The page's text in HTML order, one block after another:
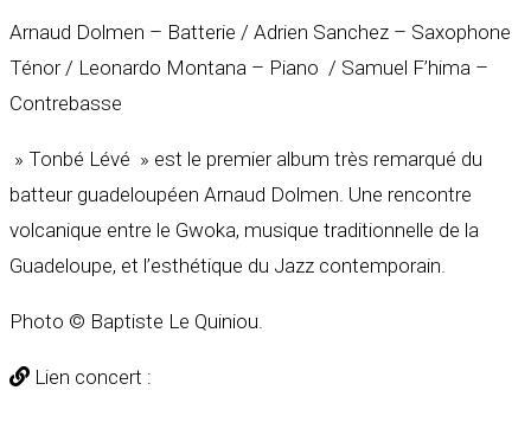
Arnaud Dolmen – Batterie / Adrien Sanchez – Saxophone
Ténor / Leonardo Montana – Piano / Samuel F’hima –
Contrebasse
» Tonbé Lévé » est le premier album très remarqué du
batteur guadeloupéen Arnaud Dolmen. Une rencontre
volcanique entre le Gwoka, musique traditionnelle de la
Guadeloupe, et l’esthétique du Jazz contemporain.
Photo © Baptiste Le Quiniou.
Lien concert :